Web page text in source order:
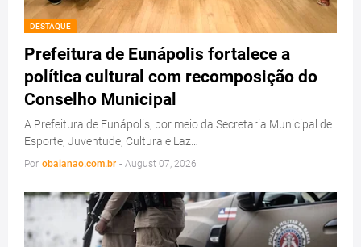
DESTAQUE
Prefeitura de Eunápolis fortalece a
política cultural com recomposição do
Conselho Municipal
A Prefeitura de Eunápolis, por meio da Secretaria Municipal de
Esporte, Juventude, Cultura e Laz…
Por obaianao.com.br - August 07, 2026